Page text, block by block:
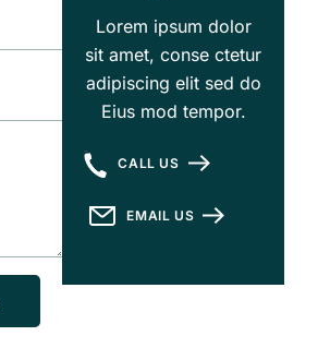
Lorem ipsum dolor
sit amet, conse ctetur
adipiscing elit sed do
Eius mod tempor.
CALL US
EMAIL US